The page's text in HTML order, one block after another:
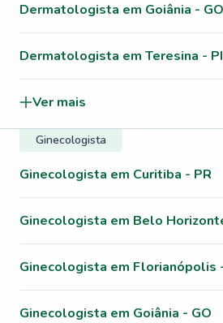
Dermatologista em Goiânia - GO
Dermatologista em Teresina - PI
Ver mais
Ginecologista
Ginecologista em Curitiba - PR
Ginecologista em Belo
Ginecologista em Florianópolis
Ginecologista em Goiânia - GO